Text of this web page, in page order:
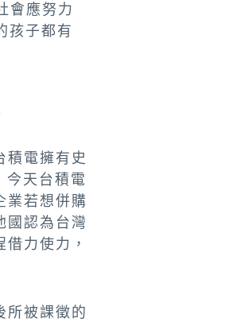
會應努力
孩子都有
積電擁有史
今天台積電
業若想併購
國認為台灣
力使力，
所被課徵的